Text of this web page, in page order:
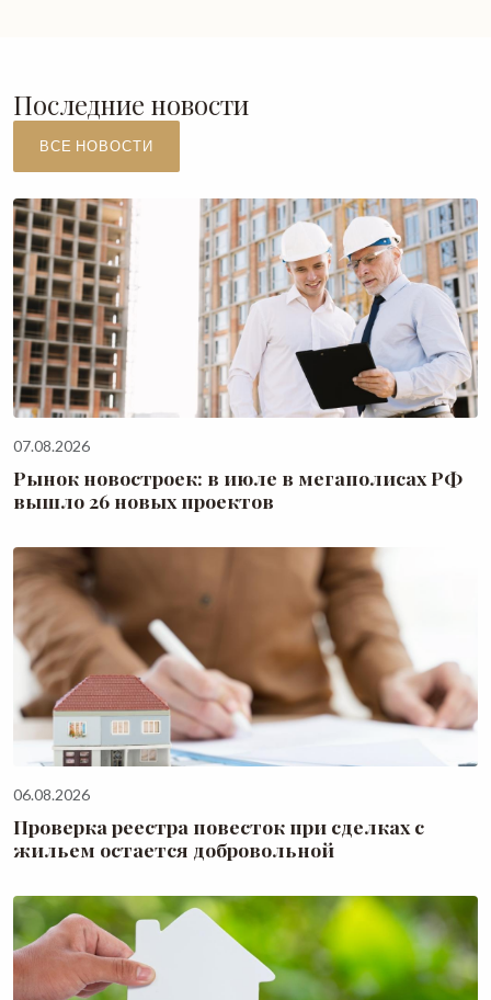
Последние новости
ВСЕ НОВОСТИ
07.08.2026
Рынок новостроек: в июле в мегаполисах РФ
вышло 26 новых проектов
06.08.2026
Проверка реестра повесток при сделках с
жильем остается добровольной